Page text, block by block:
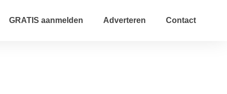
GRATIS aanmelden Adverteren Contact